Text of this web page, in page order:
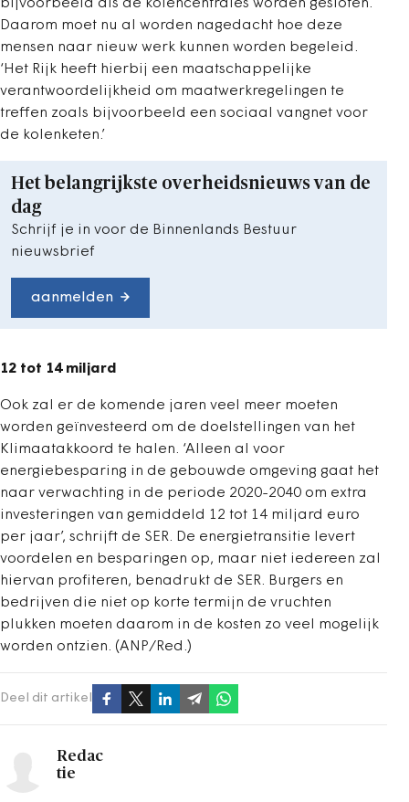
bijvoorbeeld als de kolencentrales worden gesloten.
Daarom moet nu al worden nagedacht hoe deze
mensen naar nieuw werk kunnen worden begeleid.
‘Het Rijk heeft hierbij een maatschappelijke
verantwoordelijkheid om maatwerkregelingen te
treffen zoals bijvoorbeeld een sociaal vangnet voor
de kolenketen.’
Het belangrijkste overheidsnieuws van de
dag
Schrijf je in voor de Binnenlands Bestuur
nieuwsbrief
aanmelden
12 tot 14 miljard
Ook zal er de komende jaren veel meer moeten
worden geïnvesteerd om de doelstellingen van het
Klimaatakkoord te halen. ‘Alleen al voor
energiebesparing in de gebouwde omgeving gaat het
naar verwachting in de periode 2020-2040 om extra
investeringen van gemiddeld 12 tot 14 miljard euro
per jaar’, schrijft de SER. De energietransitie levert
voordelen en besparingen op, maar niet iedereen zal
hiervan profiteren, benadrukt de SER. Burgers en
bedrijven die niet op korte termijn de vruchten
plukken moeten daarom in de kosten zo veel mogelijk
worden ontzien. (ANP/Red.)
Deel dit artikel
Redac
tie